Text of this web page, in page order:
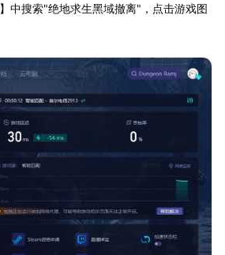
】中搜索"绝地求生黑域撤离"，点击游戏图